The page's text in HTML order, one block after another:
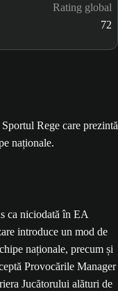
Rating global
72
ca niciodată în EA
introduce un mod de
naționale, precum și
Provocările Manager
Jucătorului alături de